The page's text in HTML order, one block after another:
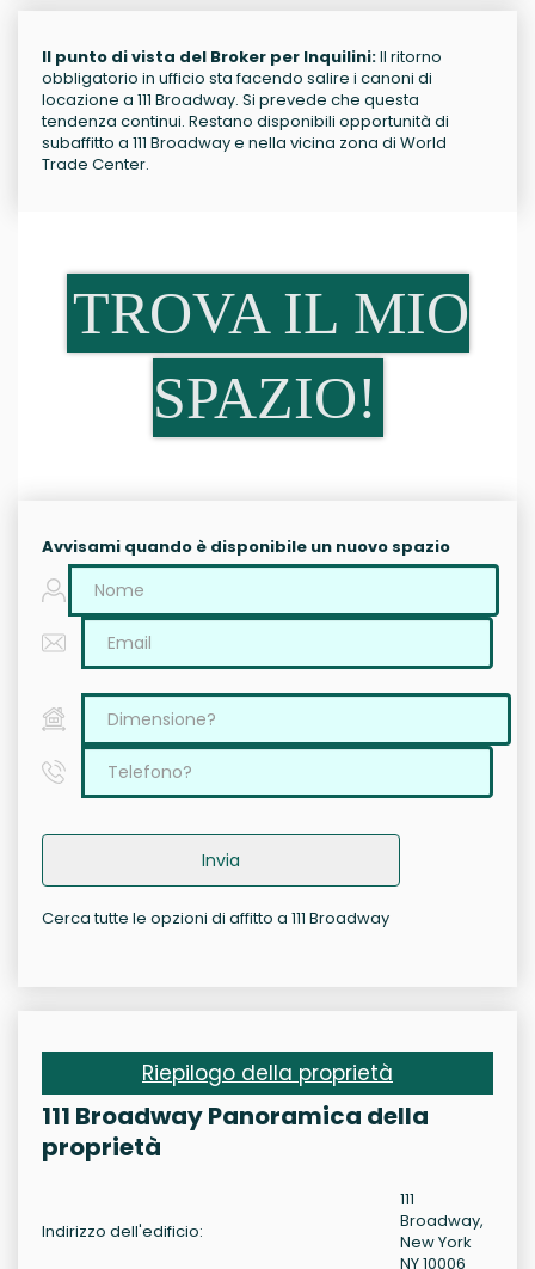
Il punto di vista del Broker per Inquilini:Il ritorno
obbligatorio in ufficio sta facendo salire i canoni di
locazione a 111 Broadway. Si prevede che questa
tendenza continui. Restano disponibili opportunità di
subaffitto a 111 Broadway e nella vicina zona di World
Trade Center.
TROVA IL MIO
SPAZIO!
Avvisami quando è disponibile un nuovo spazio
Invia
Cerca tutte le opzioni di affitto a 111 Broadway
Riepilogo della proprietà
111 Broadway Panoramica della
proprietà
Indirizzo dell'edificio:
111
Broadway,
New York
NY 10006